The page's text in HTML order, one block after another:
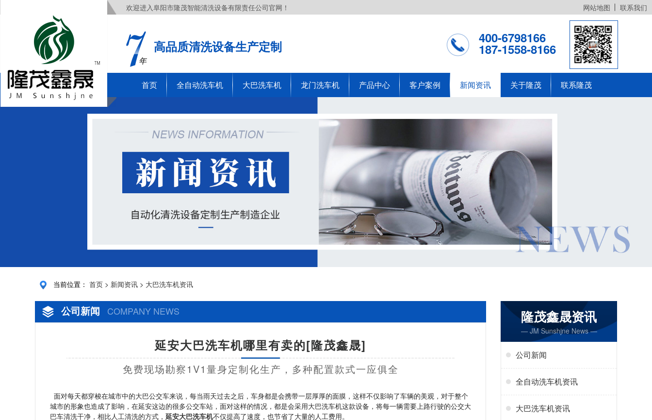
欢迎进入阜阳市隆茂智能清洗设备有限责任公司官网！ 网站地图 联系我们
年
高品质清洗设备生产定制
400-6798166
187-1558-8166
首页 全自动洗车机 大巴洗车机 龙门洗车机 产品中心 客户案例 新闻资讯 关于隆茂 联系隆茂
当前位置： 首页 > 新闻资讯 > 大巴洗车机资讯
公司新闻 COMPANY NEWS
延安大巴洗车机哪里有卖的[隆茂鑫晟]
免费现场勘察1V1量身定制化生产，多种配置款式一应俱全
面对每天都穿梭在城市中的大巴公交车来说，每当雨天过去之后，车身都是会携带一层厚厚的面膜，这样不仅影响了车辆的美观，对于整个
城市的形象也造成了影响，在延安这边的很多公交车站，面对这样的情况，都是会采用大巴洗车机这款设备，将每一辆需要上路行驶的公交大
巴车清洗干净，相比人工清洗的方式， 延安大巴洗车机不仅提高了速度，也节省了大量的人工费用。
隆茂鑫晟资讯
— JM Sunshjne News —
公司新闻
全自动洗车机资讯
大巴洗车机资讯